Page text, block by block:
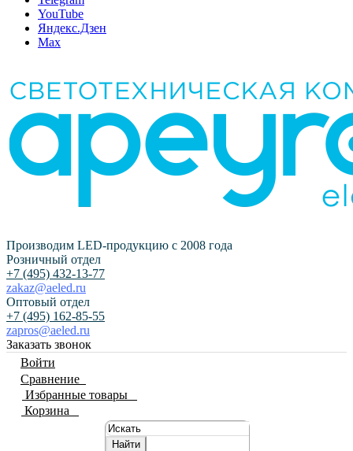
YouTube
Яндекс.Дзен
Max
Производим LED-продукцию с 2008 года
Розничный отдел
+7 (495) 432-13-77
zakaz@aeled.ru
Оптовый отдел
+7 (495) 162-85-55
zapros@aeled.ru
Заказать звонок
Войти
Сравнение
Избранные товары
Корзина
Найти